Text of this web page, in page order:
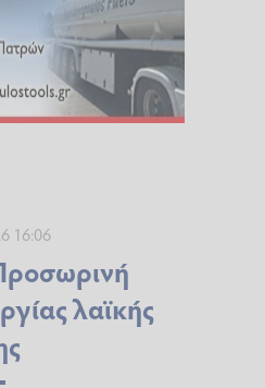
16:06
λαϊκής